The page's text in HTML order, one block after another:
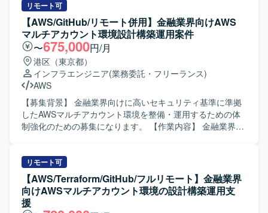
クトに参画することで、AWS基盤構築やシステム移行に関
する実践的な知見を幅広く獲得していただけます。設計修
正からプログラム改修、テスト、移行対応まで一連の工程
に関わることで、上流から下流までの経験を積むことがで
き、リードSEやクラウドエンジニアとしてのスキルアップ
につながるポジションです。 【開発環境】 オンプレミス環
境からAWS環境への移行を前提とした構成となっており、
対象言語としてはwsf、vbs、ps1、php、asp、js、json、
py、sql、jspなどのスクリプト言語やWeb関連技術を扱いま
す。インフラ面ではAWSサービスを用いた基盤構築を行
い、WindowsServer環境やネットワーク、セキュリティに
定、移行設計、移行実行を行っていただきます。既存オン
プレミス環境のサーバー群の情報を収集・分析し、新環境
の構成を検討したうえで、移行に伴うプログラム改修、テ
スト、実装を担当していただきます。また、移行手順書や
設計書などの各種ドキュメントを作成し、プロジェクト全
体を見渡しながらタスクを整理・推進していただきます。
【求める人物像】 自律的に業務を推進し、プロジェクト全
体を自分ごととして捉えながら行動できる方を求めており
ます。既存システムの情報を丁寧に整理・分析し、抜け漏
れを自ら発見して改善提案ができる方、チームメンバーと
協力しながら責任感を持ってタスクを完遂できる方が望ま
ンプレミスからクラウドへの移行プロジェクトにおいて、
計画策定から設計、実行まで一連の工程に携わることがで
きるため、インフラ移行に関する知見や設計力を総合的に
高められる環境です。既存システムの分析から新環境の構
築までを通して経験できるため、今後のクラウド移行案件
リモート可
【AWS/GitHub/リモート併用】金融業界向けAWS
マルチアカウント環境設計構築運用案件
〜675,000円/月
港区（東京都）
インフラエンジニア(業務委託・フリーランス)
AWS
【募集背景】 金融業界向けに高いセキュリティ基準に準拠
したAWSマルチアカウント環境を整備・運用するための体
制強化のための募集になります。 【作業内容】 金融業界の
いただきます。具体的には、AWS Organizationsを用いたマ
ルチアカウントの統制管理として、SCPの設計・検証・適
用を実施していただきます。また、CloudTrail、
GuardDuty、Security Hub等を用いた各種セキュリティ・監
査ログの集約および監視基盤の運用を担当していただきま
リモート可
【AWS/Terraform/GitHub/フルリモート】金融業界
向けAWSマルチアカウント環境の設計構築運用支
援